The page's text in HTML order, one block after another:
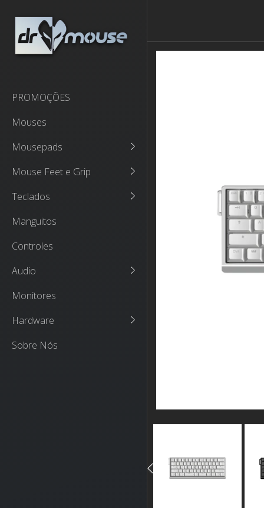
PROMOÇÕES
Mouses
Mousepads
Mouse Feet e Grip
Teclados
Manguitos
Controles
Audio
Monitores
Hardware
Sobre Nós